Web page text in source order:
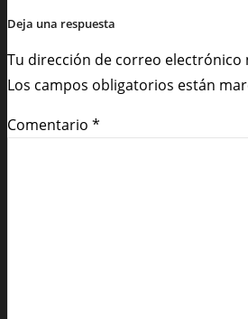
Deja una respuesta
Tu dirección de correo electrónico
Los campos obligatorios están
Comentario *